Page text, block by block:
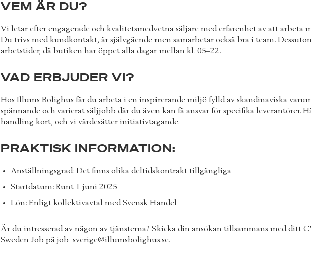
VEM ÄR DU?
Vi letar efter engagerade och kvalitetsmedvetna säljare med erfarenhet av att arbeta
Du trivs med kundkontakt, är självgående men samarbetar också bra i team.
arbetstider, då butiken har öppet alla dagar mellan kl. 05–22.
VAD ERBJUDER VI?
Hos Illums Bolighus får du arbeta i en inspirerande miljö fylld av skandinaviska
spännande och varierat säljjobb där du även kan få ansvar för specifika leverantörer.
handling kort, och vi värdesätter initiativtagande.
PRAKTISK INFORMATION:
Anställningsgrad: Det finns olika deltidskontrakt tillgängliga
Startdatum: Runt 1 juni 2025
Lön: Enligt kollektivavtal med Svensk Handel
Är du intresserad av någon av tjänsterna? Skicka din ansökan tillsammans med ditt
Sweden Job på job_sverige@illumsbolighus.se.